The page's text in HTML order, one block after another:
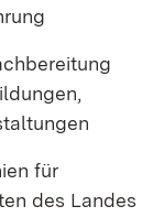
für
des Landes